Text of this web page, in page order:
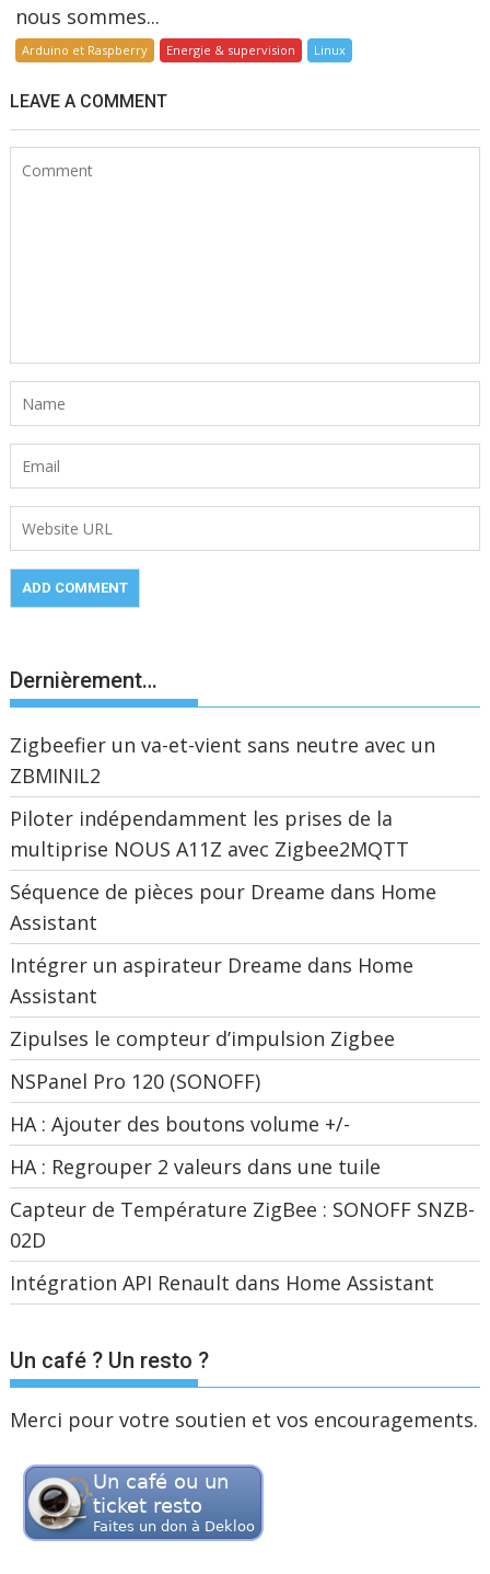
nous sommes...
Arduino et Raspberry Energie & supervision Linux
LEAVE A COMMENT
Dernièrement…
Zigbeefier un va-et-vient sans neutre avec un
ZBMINIL2
Piloter indépendamment les prises de la
multiprise NOUS A11Z avec Zigbee2MQTT
Séquence de pièces pour Dreame dans Home
Assistant
Intégrer un aspirateur Dreame dans Home
Assistant
Zipulses le compteur d’impulsion Zigbee
NSPanel Pro 120 (SONOFF)
HA : Ajouter des boutons volume +/-
HA : Regrouper 2 valeurs dans une tuile
Capteur de Température ZigBee : SONOFF SNZB-
02D
Intégration API Renault dans Home Assistant
Un café ? Un resto ?
Merci pour votre soutien et vos encouragements.